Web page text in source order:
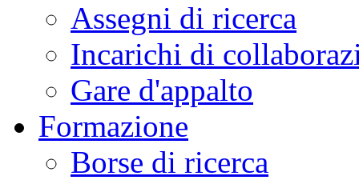
Assegni di ricerca
Incarichi di
Gare d'appalto
Formazione
Borse di ricerca